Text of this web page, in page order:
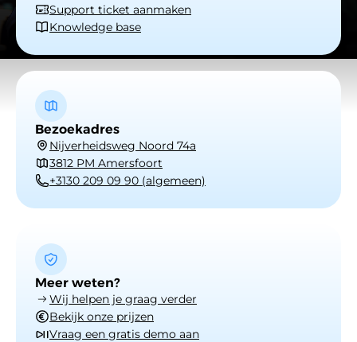
Support ticket aanmaken
Knowledge base
Bezoekadres
Nijverheidsweg Noord 74a
3812 PM Amersfoort
+3130 209 09 90 (algemeen)
Meer weten?
Wij helpen je graag verder
Bekijk onze prijzen
Vraag een gratis demo aan